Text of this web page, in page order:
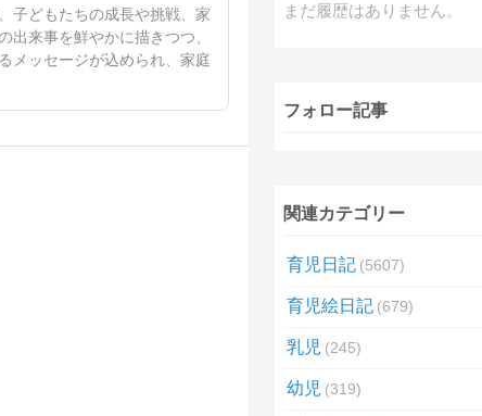
子どもたちの成長や挑戦、家
来事を鮮やかに描きつつ、
メッセージが込められ、家庭
まだ履歴はありません。
フォロー記事
関連カテゴリー
育児日記 5607
育児絵日記 679
乳児 245
幼児 319